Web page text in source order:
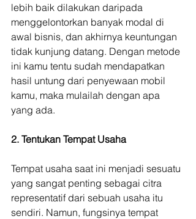
lebih baik dilakukan daripada
menggelontorkan banyak modal di
awal bisnis, dan akhirnya keuntungan
tidak kunjung datang. Dengan metode
ini kamu tentu sudah mendapatkan
hasil untung dari penyewaan mobil
kamu, maka mulailah dengan apa
yang ada.
2. Tentukan Tempat Usaha
Tempat usaha saat ini menjadi sesuatu
yang sangat penting sebagai citra
representatif dari sebuah usaha itu
sendiri. Namun, fungsinya tempat